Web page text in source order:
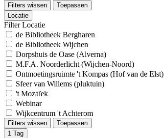
Filters wissen
Toepassen
Locatie
Filter Locatie
de Bibliotheek Bergharen
de Bibliotheek Wijchen
Dorpshuis de Oase (Alverna)
M.F.A. Noorderlicht (Wijchen-Noord)
Ontmoetingsruimte 't Kompas (Hof van de Elst)
Sfeer van Willems (pluktuin)
't Mozaïek
Webinar
Wijkcentrum 't Achterom
Filters wissen
Toepassen
1 Tag